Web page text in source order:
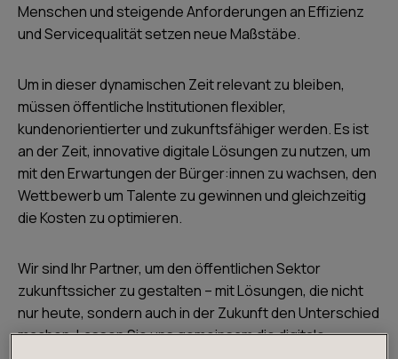
Menschen und steigende Anforderungen an Effizienz
und Servicequalität setzen neue Maßstäbe.
Um in dieser dynamischen Zeit relevant zu bleiben,
müssen öffentliche Institutionen flexibler,
kundenorientierter und zukunftsfähiger werden. Es ist
an der Zeit, innovative digitale Lösungen zu nutzen, um
mit den Erwartungen der Bürger:innen zu wachsen, den
Wettbewerb um Talente zu gewinnen und gleichzeitig
die Kosten zu optimieren.
Wir sind Ihr Partner, um den öffentlichen Sektor
zukunftssicher zu gestalten – mit Lösungen, die nicht
nur heute, sondern auch in der Zukunft den Unterschied
machen. Lassen Sie uns gemeinsam die digitale